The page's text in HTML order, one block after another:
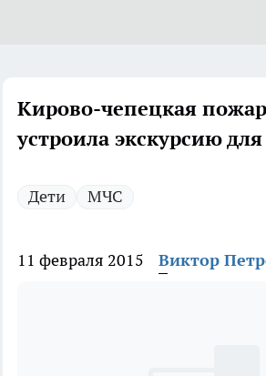
Кирово-чепецкая
устроила экскурсию
Дети МЧС
11 февраля 2015 Виктор